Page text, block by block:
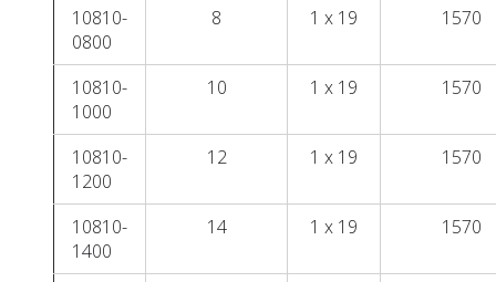
10810-
0800
8 1 x 19 1570
10810-
1000
10 1 x 19 1570
10810-
1200
12 1 x 19 1570
10810-
1400
14 1 x 19 1570